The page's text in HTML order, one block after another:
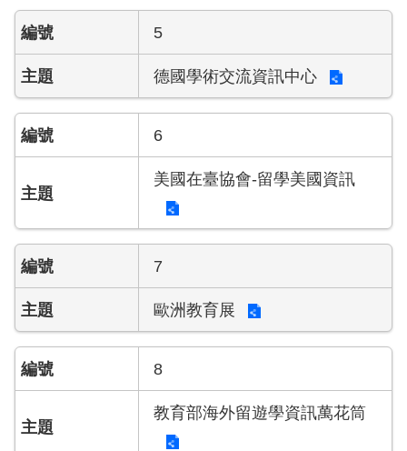
5
德國學術交流資訊中心
6
美國在臺協會-留學美國資訊
7
歐洲教育展
8
教育部海外留遊學資訊萬花筒